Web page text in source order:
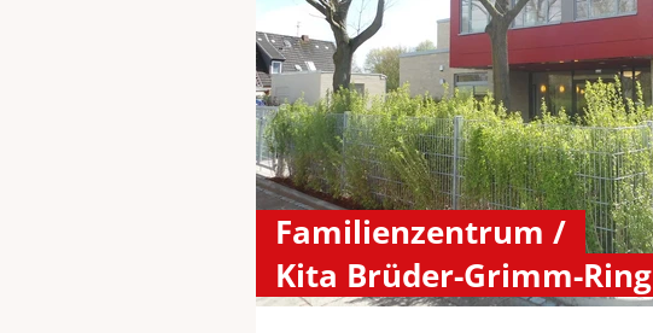
Familienzentrum /
Kita Brüder-Grimm-Ring